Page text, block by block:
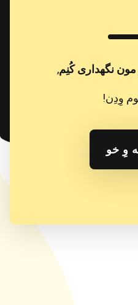
نگهداری کُنِم,
وِدِن!
وِ خو